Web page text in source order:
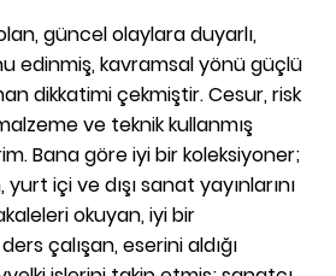
güncel olaylara duyarlı,
edinmiş, kavramsal yönü güçlü
dikkatimi çekmiştir. Cesur, risk
ve teknik kullanmış
Bana göre iyi bir koleksiyoner;
içi ve dışı sanat yayınlarını
okuyan, iyi bir
çalışan, eserini aldığı